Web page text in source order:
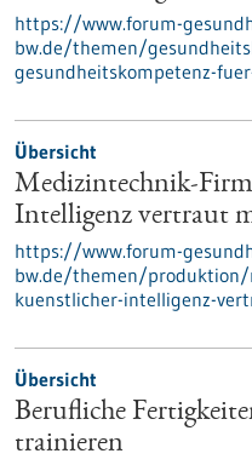
https://www.forum-
bw.de/themen/
gesundheitskompetenz-
Übersicht
Medizintechnik-
Intelligenz vertraut
https://www.forum-
bw.de/themen/
kuenstlicher-intelligenz-
Übersicht
Berufliche
trainieren